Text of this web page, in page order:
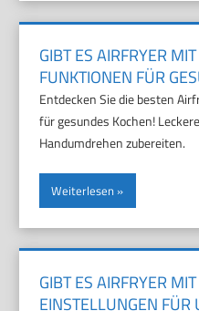
GIBT ES AIRFRYER
FUNKTIONEN FÜR
Entdecken Sie die besten
für gesundes Kochen!
Handumdrehen zubereiten.
Weiterlesen
GIBT ES AIRFRYER
EINSTELLUNGEN FÜR